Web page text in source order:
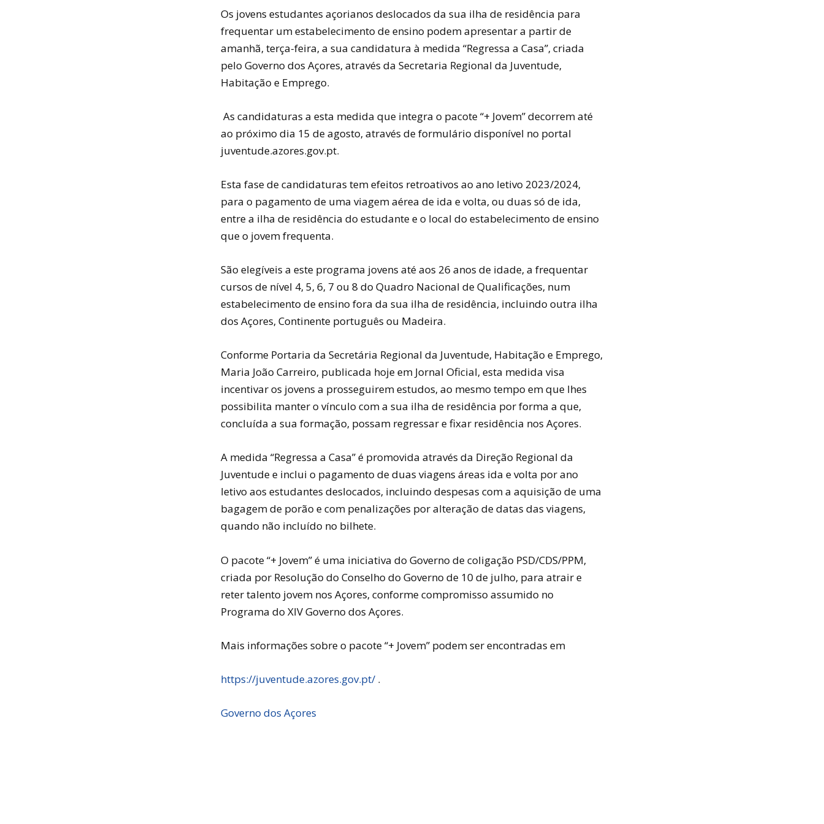
Os jovens estudantes açorianos deslocados da sua ilha de residência para
frequentar um estabelecimento de ensino podem apresentar a partir de
amanhã, terça-feira, a sua candidatura à medida “Regressa a Casa”, criada
pelo Governo dos Açores, através da Secretaria Regional da Juventude,
Habitação e Emprego.
As candidaturas a esta medida que integra o pacote “+ Jovem” decorrem até
ao próximo dia 15 de agosto, através de formulário disponível no portal
juventude.azores.gov.pt.
Esta fase de candidaturas tem efeitos retroativos ao ano letivo 2023/2024,
para o pagamento de uma viagem aérea de ida e volta, ou duas só de ida,
entre a ilha de residência do estudante e o local do estabelecimento de ensino
que o jovem frequenta.
São elegíveis a este programa jovens até aos 26 anos de idade, a frequentar
cursos de nível 4, 5, 6, 7 ou 8 do Quadro Nacional de Qualificações, num
estabelecimento de ensino fora da sua ilha de residência, incluindo outra ilha
dos Açores, Continente português ou Madeira.
Conforme Portaria da Secretária Regional da Juventude, Habitação e Emprego,
Maria João Carreiro, publicada hoje em Jornal Oficial, esta medida visa
incentivar os jovens a prosseguirem estudos, ao mesmo tempo em que lhes
possibilita manter o vínculo com a sua ilha de residência por forma a que,
concluída a sua formação, possam regressar e fixar residência nos Açores.
A medida “Regressa a Casa” é promovida através da Direção Regional da
Juventude e inclui o pagamento de duas viagens áreas ida e volta por ano
letivo aos estudantes deslocados, incluindo despesas com a aquisição de uma
bagagem de porão e com penalizações por alteração de datas das viagens,
quando não incluído no bilhete.
O pacote “+ Jovem” é uma iniciativa do Governo de coligação PSD/CDS/PPM,
criada por Resolução do Conselho do Governo de 10 de julho, para atrair e
reter talento jovem nos Açores, conforme compromisso assumido no
Programa do XIV Governo dos Açores.
Mais informações sobre o pacote “+ Jovem” podem ser encontradas em
https://juventude.azores.gov.pt/.
Governo dos Açores